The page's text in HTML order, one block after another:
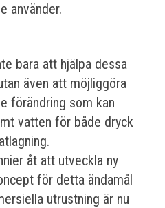
använder.
bara att hjälpa dessa
även att möjliggöra
förändring som kan
vatten för både dryck
åt att utveckla ny
för detta ändamål
utrustning är nu